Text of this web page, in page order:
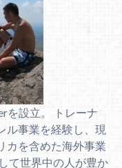
を設立。 トレーナ
ル事業を経験し、現
カを含めた海外事業
て世界中の人が豊か